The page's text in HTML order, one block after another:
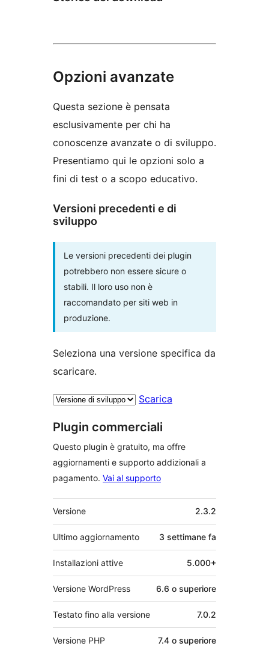
Opzioni avanzate
Questa sezione è pensata
esclusivamente per chi ha
conoscenze avanzate o di sviluppo.
Presentiamo qui le opzioni solo a
fini di test o a scopo educativo.
Versioni precedenti e di
sviluppo
Le versioni precedenti dei plugin
potrebbero non essere sicure o
stabili. Il loro uso non è
raccomandato per siti web in
produzione.
Seleziona una versione specifica da
scaricare.
Scarica
Plugin commerciali
Questo plugin è gratuito, ma offre
aggiornamenti e supporto addizionali a
pagamento. Vai al supporto
Meta
Versione 2.3.2
Ultimo aggiornamento 3 settimane fa
Installazioni attive 5.000+
Versione WordPress 6.6 o superiore
Testato fino alla versione 7.0.2
Versione PHP 7.4 o superiore